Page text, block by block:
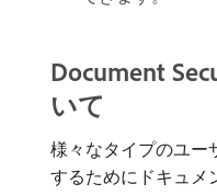
Document
いて
様々なタイプのユー
するためにドキュメ